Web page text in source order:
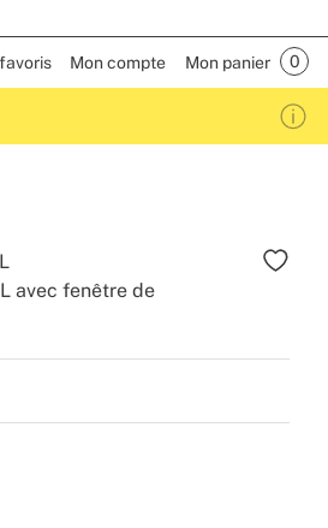
Mon compte Mon panier
avec fenêtre de